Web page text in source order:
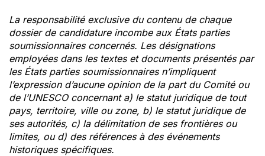
La responsabilité exclusive du contenu de chaque
dossier de candidature incombe aux États parties
soumissionnaires concernés. Les désignations
employées dans les textes et documents présentés par
les États parties soumissionnaires n’impliquent
l’expression d’aucune opinion de la part du Comité ou
de l’UNESCO concernant a) le statut juridique de tout
pays, territoire, ville ou zone, b) le statut juridique de
ses autorités, c) la délimitation de ses frontières ou
limites, ou d) des références à des événements
historiques spécifiques.